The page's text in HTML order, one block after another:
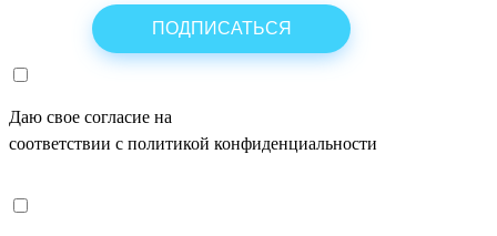
Даю свое согласие на
соответствии с политикой конфиденциальности